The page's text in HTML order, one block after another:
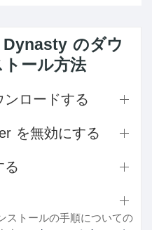
のダウ
ール方法
ロードする
を無効にする
ストールの手順についての